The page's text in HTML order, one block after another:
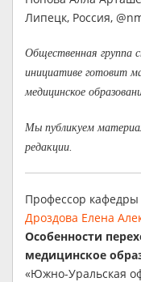
Липецк, Россия,
Общественная группа
инициативе готовит
медицинское
Мы публикуем
редакции.
Профессор
Дроздова Елена
Особенности
медицинское
«Южно-Уральская